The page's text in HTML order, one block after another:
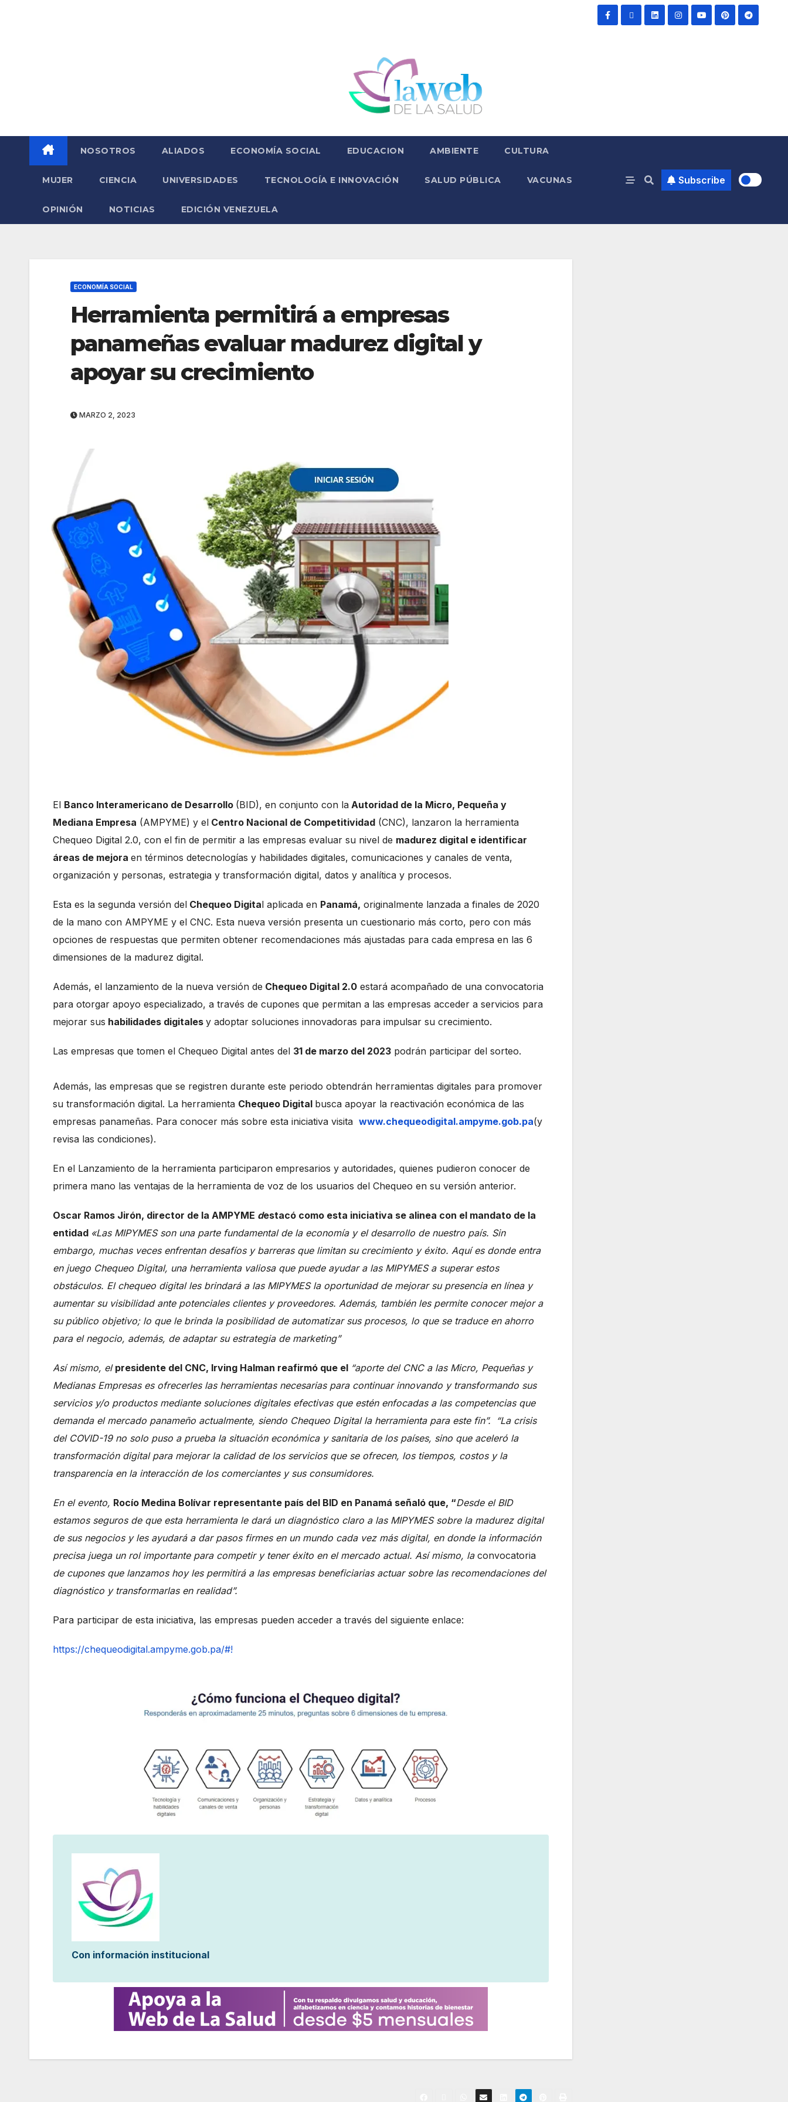
NOSOTROS ALIADOS ECONOMÍA SOCIAL EDUCACION AMBIENTE CULTURA
MUJER CIENCIA UNIVERSIDADES TECNOLOGÍA E INNOVACIÓN SALUD PÚBLICA VACUNAS
OPINIÓN NOTICIAS EDICIÓN VENEZUELA
Subscribe
ECONOMÍA SOCIAL
Herramienta permitirá a empresas
panameñas evaluar madurez digital y
apoyar su crecimiento
MARZO 2, 2023
El Banco Interamericano de Desarrollo (BID), en conjunto con la Autoridad de la Micro, Pequeña y
Mediana Empresa (AMPYME) y el Centro Nacional de Competitividad (CNC), lanzaron la herramienta
Chequeo Digital 2.0, con el fin de permitir a las empresas evaluar su nivel de madurez digital e identificar
áreas de mejora en términos detecnologías y habilidades digitales, comunicaciones y canales de venta,
organización y personas, estrategia y transformación digital, datos y analítica y procesos.
Esta es la segunda versión del Chequeo Digital aplicada en Panamá, originalmente lanzada a finales de 2020
de la mano con AMPYME y el CNC. Esta nueva versión presenta un cuestionario más corto, pero con más
opciones de respuestas que permiten obtener recomendaciones más ajustadas para cada empresa en las 6
dimensiones de la madurez digital.
Además, el lanzamiento de la nueva versión de Chequeo Digital 2.0 estará acompañado de una convocatoria
para otorgar apoyo especializado, a través de cupones que permitan a las empresas acceder a servicios para
mejorar sus habilidades digitales y adoptar soluciones innovadoras para impulsar su crecimiento.
Las empresas que tomen el Chequeo Digital antes del 31 de marzo del 2023 podrán participar del sorteo.
Además, las empresas que se registren durante este periodo obtendrán herramientas digitales para promover
su transformación digital. La herramienta Chequeo Digital busca apoyar la reactivación económica de las
empresas panameñas. Para conocer más sobre esta iniciativa visita www.chequeodigital.ampyme.gob.pa(y
revisa las condiciones).
En el Lanzamiento de la herramienta participaron empresarios y autoridades, quienes pudieron conocer de
primera mano las ventajas de la herramienta de voz de los usuarios del Chequeo en su versión anterior.
Oscar Ramos Jirón, director de la AMPYME destacó como esta iniciativa se alinea con el mandato de la
entidad «Las MIPYMES son una parte fundamental de la economía y el desarrollo de nuestro país. Sin
embargo, muchas veces enfrentan desafíos y barreras que limitan su crecimiento y éxito. Aquí es donde entra
en juego Chequeo Digital, una herramienta valiosa que puede ayudar a las MIPYMES a superar estos
obstáculos. El chequeo digital les brindará a las MIPYMES la oportunidad de mejorar su presencia en línea y
aumentar su visibilidad ante potenciales clientes y proveedores. Además, también les permite conocer mejor a
su público objetivo; lo que le brinda la posibilidad de automatizar sus procesos, lo que se traduce en ahorro
para el negocio, además, de adaptar su estrategia de marketing”
Así mismo, el presidente del CNC, Irving Halman reafirmó que el “aporte del CNC a las Micro, Pequeñas y
Medianas Empresas es ofrecerles las herramientas necesarias para continuar innovando y transformando sus
servicios y/o productos mediante soluciones digitales efectivas que estén enfocadas a las competencias que
demanda el mercado panameño actualmente, siendo Chequeo Digital la herramienta para este fin”.
“La crisis
del COVID-19 no solo puso a prueba la situación económica y sanitaria de los países, sino que aceleró la
transformación digital para mejorar la calidad de los servicios que se ofrecen, los tiempos, costos y la
transparencia en la interacción de los comerciantes y sus consumidores.
En el evento, Rocío Medina Bolívar representante país del BID en Panamá señaló que, “Desde el BID
estamos seguros de que esta herramienta le dará un diagnóstico claro a las MIPYMES sobre la madurez digital
de sus negocios y les ayudará a dar pasos firmes en un mundo cada vez más digital, en donde la información
precisa juega un rol importante para competir y tener éxito en el mercado actual. Así mismo, la convocatoria
de cupones que lanzamos hoy les permitirá a las empresas beneficiarias actuar sobre las recomendaciones del
diagnóstico y transformarlas en realidad”.
Para participar de esta iniciativa, las empresas pueden acceder a través del siguiente enlace:
https://chequeodigital.ampyme.gob.pa/#!
Con información institucional